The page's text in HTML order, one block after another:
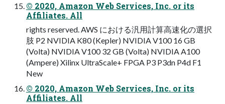
© 2020, Amazon Web Services, Inc. or its
Affiliates. All
rights reserved. AWS における汎用計算高速化の選択
肢 P2 NVIDIA K80 (Kepler) NVIDIA V100 16 GB
(Volta) NVIDIA V100 32 GB (Volta) NVIDIA A100
(Ampere) Xilinx UltraScale+ FPGA P3 P3dn P4d F1
New
© 2020, Amazon Web Services, Inc. or its
Affiliates. All